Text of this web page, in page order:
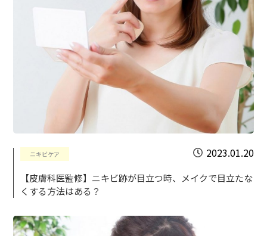
ニキビケア 2023.01.20
【皮膚科医監修】ニキビ跡が目立つ時、メイクで目立たな
くする方法はある？